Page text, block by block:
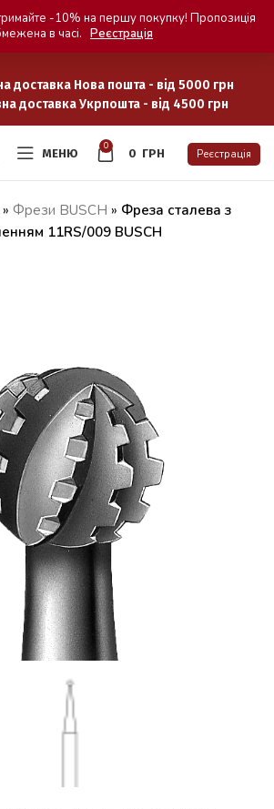
доставка Нова пошта - від 5000 грн
доставка Укрпошта - від 4500 грн
МЕНЮ
0
0 ГРН Реєстрація
» Фрези BUSCH » Фреза сталева з
11RS/009 BUSCH
-10% на першу покупку! Пропозиція
в часі. Реєстрація